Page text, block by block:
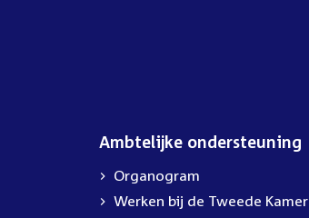
Ambtelijke ondersteuning
Organogram
External
Werken bij de Tweede Kamer